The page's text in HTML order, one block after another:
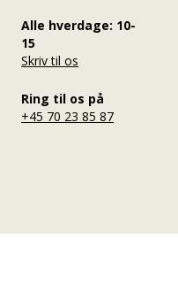
Alle hverdage: 10-
15
Skriv til os
Ring til os på
+45 70 23 85 87